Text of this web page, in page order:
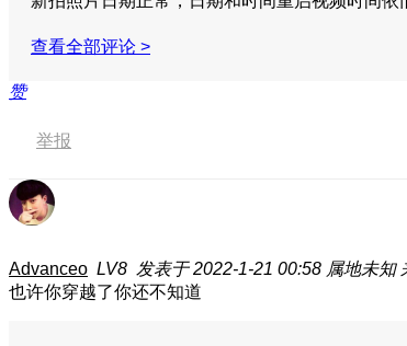
查看全部评论 >
赞
举报
Advanceo LV8 发表于 2022-1-21 00:58 属地未知
也许你穿越了你还不知道